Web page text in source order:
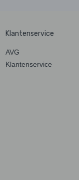
Klantenservice
AVG
Klantenservice